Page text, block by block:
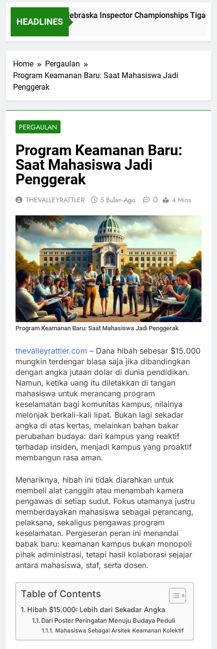
HEADLINES
Dominasi Nebraska Inspector Championships Tiga
2 Bulan Ago
Home
Pergaulan
Program Keamanan Baru: Saat Mahasiswa Jadi
Penggerak
PERGAULAN
Program Keamanan Baru:
Saat Mahasiswa Jadi
Penggerak
THEVALLEYRATTLER 5 Bulan Ago 0 4 Mins
Program Keamanan Baru: Saat Mahasiswa Jadi Penggerak
thevalleyrattler.com – Dana hibah sebesar $15.000
mungkin terdengar biasa saja jika dibandingkan
dengan angka jutaan dolar di dunia pendidikan.
Namun, ketika uang itu diletakkan di tangan
mahasiswa untuk merancang program
keselamatan bagi komunitas kampus, nilainya
melonjak berkali-kali lipat. Bukan lagi sekadar
angka di atas kertas, melainkan bahan bakar
perubahan budaya: dari kampus yang reaktif
terhadap insiden, menjadi kampus yang proaktif
membangun rasa aman.
Menariknya, hibah ini tidak diarahkan untuk
membeli alat canggih atau menambah kamera
pengawas di setiap sudut. Fokus utamanya justru
memberdayakan mahasiswa sebagai perancang,
pelaksana, sekaligus pengawas program
keselamatan. Pergeseran peran ini menandai
babak baru: keamanan kampus bukan monopoli
pihak administrasi, tetapi hasil kolaborasi sejajar
antara mahasiswa, staf, serta dosen.
Table of Contents
Hibah $15.000: Lebih dari Sekadar Angka
Dari Poster Peringatan Menuju Budaya Peduli
Mahasiswa Sebagai Arsitek Keamanan Kolektif